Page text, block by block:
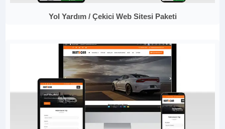
Yol Yardım / Çekici Web Sitesi Paketi